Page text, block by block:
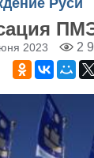
Руси
2023 2